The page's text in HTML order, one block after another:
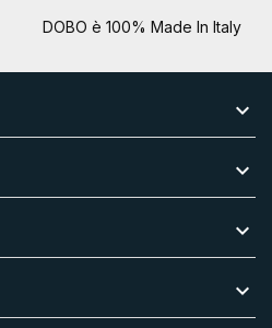
DOBO è 100% Made In Italy



